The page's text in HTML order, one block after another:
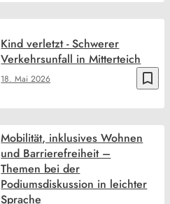
bookmark_border
18. Mai 2026
Kind verletzt - Schwerer
Verkehrsunfall in Mitterteich
Mobilität, inklusives Wohnen
und Barrierefreiheit –
Themen bei der
Podiumsdiskussion in leichter
Sprache